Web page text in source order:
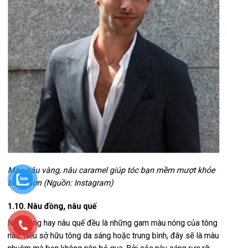
Màu nâu vàng, nâu caramel giúp tóc bạn mềm mượt khỏe
bóng hơn (Nguồn: Instagram)
1.10. Nâu đồng, nâu quế
Nâu đồng hay nâu quế đều là những gam màu nóng của tông
nâu. Nếu sở hữu tông da sáng hoặc trung bình, đây sẽ là màu